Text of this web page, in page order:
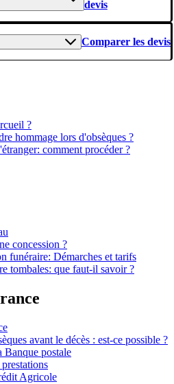
devis
Comparer les devis
?
hommage lors d'obsèques ?
comment procéder ?
concession ?
funéraire: Démarches et tarifs
tombales: que faut-il savoir ?
avant le décès : est-ce possible ?
Banque postale
Agricole